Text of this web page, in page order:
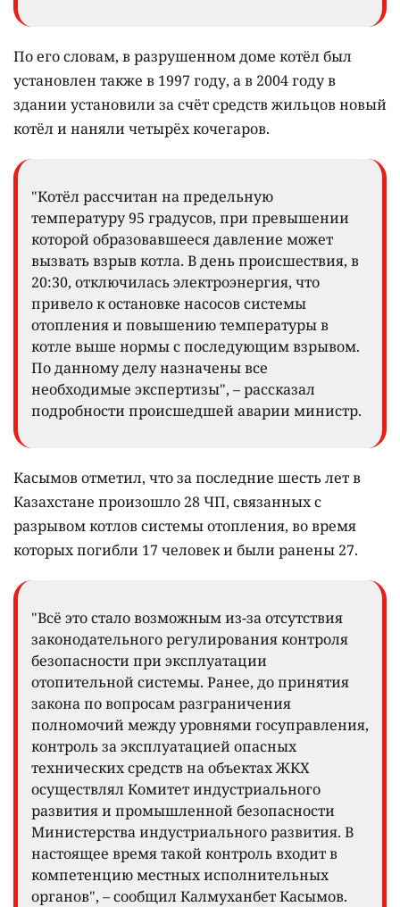
По его словам, в разрушенном доме котёл был
установлен также в 1997 году, а в 2004 году в
здании установили за счёт средств жильцов новый
котёл и наняли четырёх кочегаров.
"Котёл рассчитан на предельную
температуру 95 градусов, при превышении
которой образовавшееся давление может
вызвать взрыв котла. В день происшествия, в
20:30, отключилась электроэнергия, что
привело к остановке насосов системы
отопления и повышению температуры в
котле выше нормы с последующим взрывом.
По данному делу назначены все
необходимые экспертизы", – рассказал
подробности происшедшей аварии министр.
Касымов отметил, что за последние шесть лет в
Казахстане произошло 28 ЧП, связанных с
разрывом котлов системы отопления, во время
которых погибли 17 человек и были ранены 27.
"Всё это стало возможным из-за отсутствия
законодательного регулирования контроля
безопасности при эксплуатации
отопительной системы. Ранее, до принятия
закона по вопросам разграничения
полномочий между уровнями госуправления,
контроль за эксплуатацией опасных
технических средств на объектах ЖКХ
осуществлял Комитет индустриального
развития и промышленной безопасности
Министерства индустриального развития. В
настоящее время такой контроль входит в
компетенцию местных исполнительных
органов", – сообщил Калмуханбет Касымов.